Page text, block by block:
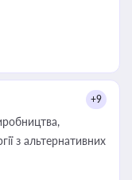
+9
з альтернативних